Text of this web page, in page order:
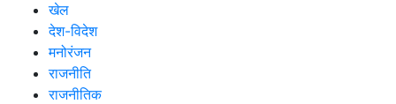
खेल
देश-विदेश
मनोरंजन
राजनीति
राजनीतिक